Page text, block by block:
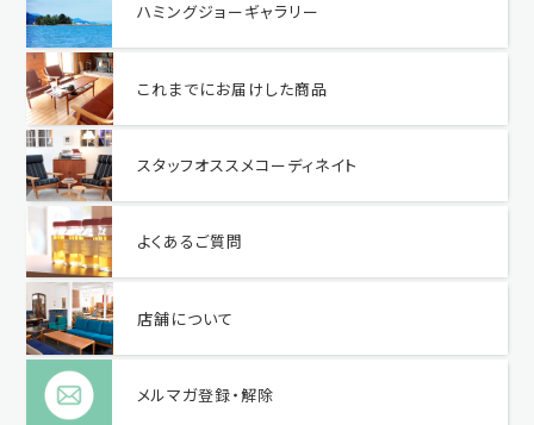
ハミングジョーギャラリー
これまでにお届けした商品
スタッフオススメコーディネイト
よくあるご質問
店舗について
メルマガ登録・解除